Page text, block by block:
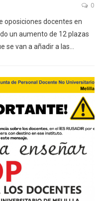
0
oposiciones docentes en
un aumento de 12 plazas
se van a añadir a las